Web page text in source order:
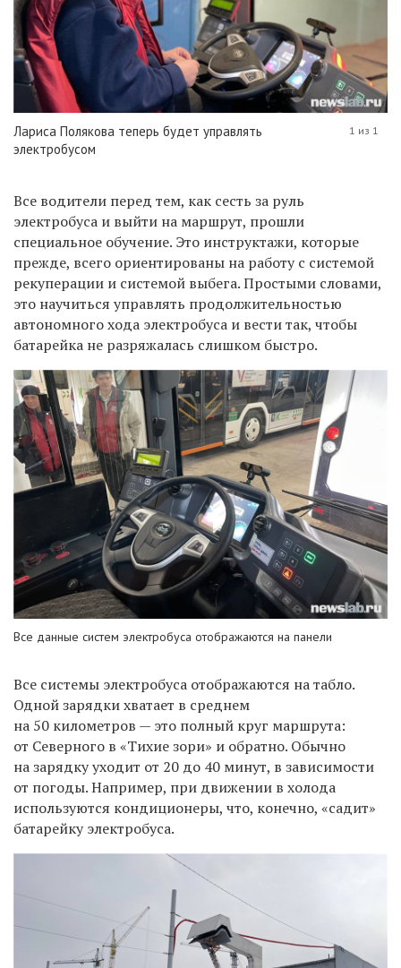
Лариса Полякова теперь будет управлять
электробусом
1 из 1
Все водители перед тем, как сесть за руль
электробуса и выйти на маршрут, прошли
специальное обучение. Это инструктажи, которые
прежде, всего ориентированы на работу с системой
рекуперации и системой выбега. Простыми словами,
это научиться управлять продолжительностью
автономного хода электробуса и вести так, чтобы
батарейка не разряжалась слишком быстро.
Все данные систем электробуса отображаются на панели
Все системы электробуса отображаются на табло.
Одной зарядки хватает в среднем
на 50 километров — это полный круг маршрута:
от Северного в «Тихие зори» и обратно. Обычно
на зарядку уходит от 20 до 40 минут, в зависимости
от погоды. Например, при движении в холода
используются кондиционеры, что, конечно, «садит»
батарейку электробуса.